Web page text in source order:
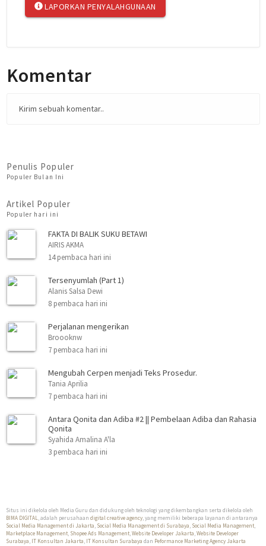
LAPORKAN PENYALAHGUNAAN
Komentar
Kirim sebuah komentar..
Penulis Populer
Populer Bulan Ini
Artikel Populer
Populer hari ini
FAKTA DI BALIK SUKU BETAWI
AIRIS AKMA
14 pembaca hari ini
Tersenyumlah (Part 1)
Alanis Salsa Dewi
8 pembaca hari ini
Perjalanan mengerikan
Broooknw
7 pembaca hari ini
Mengubah Cerpen menjadi Teks Prosedur.
Tania Aprilia
7 pembaca hari ini
Antara Qonita dan Adiba #2 || Pembelaan Adiba dan Rahasia
Qonita
Syahida Amalina A'la
3 pembaca hari ini
Situs ini dikelola oleh Media Guru dan didukung oleh teknologi yang dikembangkan serta dikelola oleh
BIMA DIGITAL
, adalah perusahaan digital creative agency , yang memiliki beberapa layanan di antaranya
Social Media Management di Jakarta Social Media Management di Surabaya Social Media Management
Marketplace Management Shopee Ads Management Website Developer Jakarta Website Developer
Surabaya IT Konsultan Jakarta IT Konsultan Surabaya dan Peformance Marketing Agency Jakarta